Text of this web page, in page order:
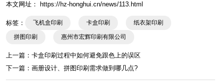
本文网址： https://hz-honghui.cn/news/113.html
标签： 飞机盒印刷 卡盒印刷 纸衣架印刷
拼图印刷 惠州市宏辉印刷有限公司
上一篇： 卡盒印刷过程中如何避免跟色上的误区
下一篇： 画册设计、拼图印刷需求做到哪几点?